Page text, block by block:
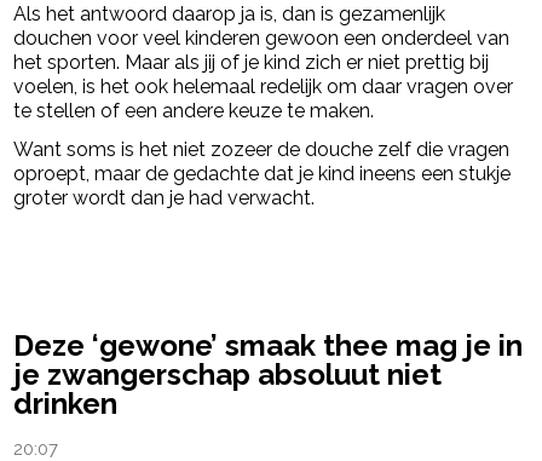
Als het antwoord daarop ja is, dan is gezamenlijk
douchen voor veel kinderen gewoon een onderdeel van
het sporten. Maar als jij of je kind zich er niet prettig bij
voelen, is het ook helemaal redelijk om daar vragen over
te stellen of een andere keuze te maken.
Want soms is het niet zozeer de douche zelf die vragen
oproept, maar de gedachte dat je kind ineens een stukje
groter wordt dan je had verwacht.
Deze ‘gewone’ smaak thee mag je in
je zwangerschap absoluut niet
drinken
20:07